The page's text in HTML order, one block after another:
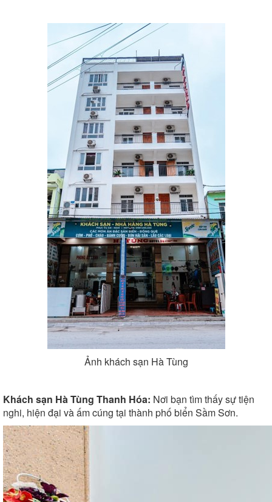
Ảnh khách sạn Hà Tùng
Khách sạn Hà Tùng Thanh Hóa: Nơi bạn tìm thấy sự tiện
nghi, hiện đại và ấm cúng tại thành phố biển Sầm Sơn.